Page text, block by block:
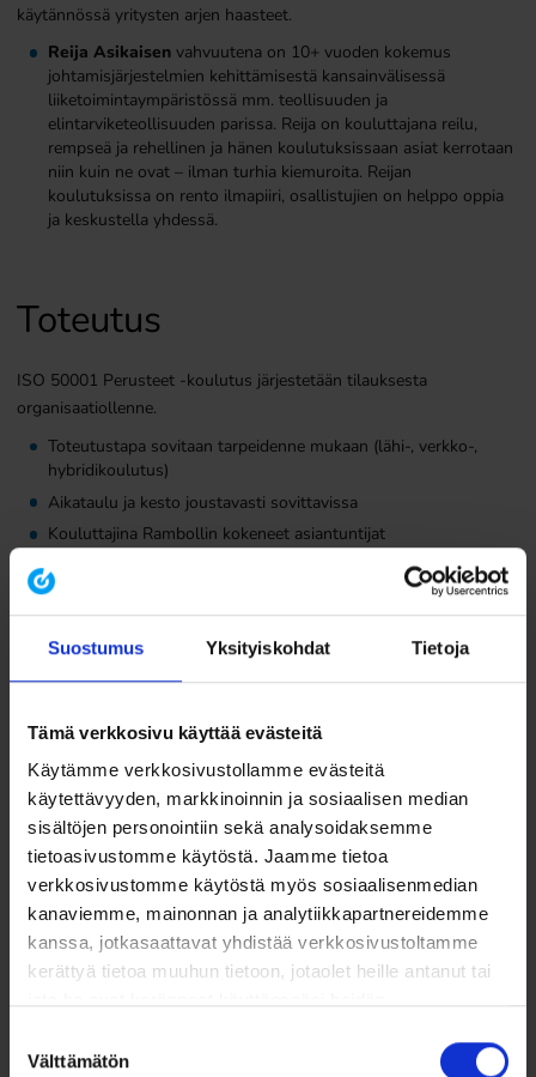
Suostumus Yksityiskohdat Tietoja
Tämä verkkosivu käyttää evästeitä
Käytämme verkkosivustollamme evästeitä
käytettävyyden, markkinoinnin ja sosiaalisen median
sisältöjen personointiin sekä analysoidaksemme
tietoasivustomme käytöstä. Jaamme tietoa
verkkosivustomme käytöstä myös sosiaalisenmedian
kanaviemme, mainonnan ja analytiikkapartnereidemme
kanssa, jotkasaattavat yhdistää verkkosivustoltamme
kerättyä tietoa muuhun tietoon, jotaolet heille antanut tai
Lue lisää
valinta
Välttämätön
käytännössä yritysten arjen haasteet.
Reija Asikaisenvahvuutena on 10+ vuoden kokemus
johtamisjärjestelmien kehittämisestä kansainvälisessä
liiketoimintaympäristössä mm. teollisuuden ja
elintarviketeollisuuden parissa. Reija on kouluttajana reilu,
rempseä ja rehellinen ja hänen koulutuksissaan asiat kerrotaan
niin kuin ne ovat – ilman turhia kiemuroita. Reijan
koulutuksissa on rento ilmapiiri, osallistujien on helppo oppia
ja keskustella yhdessä.
Toteutus
ISO 50001 Perusteet -koulutus järjestetään tilauksesta
organisaatiollenne.
Toteutustapa sovitaan tarpeidenne mukaan (lähi-, verkko-,
hybridikoulutus)
Aikataulu ja kesto joustavasti sovittavissa
Kouluttajina Rambollin kokeneet asiantuntijat
Pyydä tarjous tai lisätietoa
koulutuksesta täyttämällä lomake: